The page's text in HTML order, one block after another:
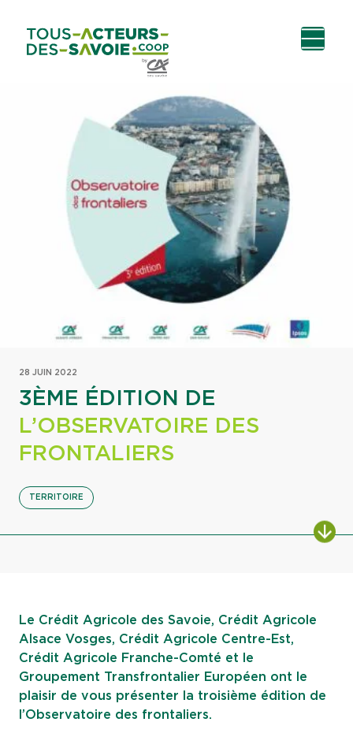
contenu
principal
28 JUIN 2022
3ÈME ÉDITION DE
L’OBSERVATOIRE DES
FRONTALIERS
TERRITOIRE
Le Crédit Agricole des Savoie, Crédit Agricole
Alsace Vosges, Crédit Agricole Centre-Est,
Crédit Agricole Franche-Comté et le
Groupement Transfrontalier Européen ont le
plaisir de vous présenter la troisième édition de
l’Observatoire des frontaliers.